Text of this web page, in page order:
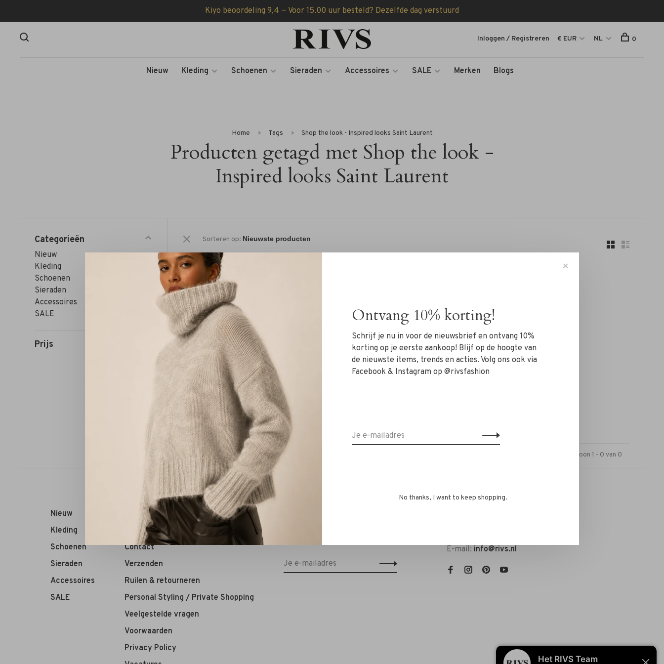
Kiyo beoordeling 9,4 — Voor 15.00 uur besteld? Dezelfde dag verstuurd
Nieuw Kleding Schoenen Sieraden Accessoires SALE Merken Blogs
Inloggen / Registreren € EUR NL 0
Home Tags Shop the look - Inspired looks Saint Laurent
Producten getagd met Shop the look -
Inspired looks Saint Laurent
Categorieën
Nieuw
Kleding
Schoenen
Sieraden
Accessoires
SALE
Prijs
Sorteren op:
Geen producten gevonden!...
Sorteren op: Toon 1 - 0 van 0
Nieuw
Kleding
Schoenen
Sieraden
Accessoires
SALE
RIVS Store
Over ons
Contact
Verzenden
Ruilen & retourneren
Personal Styling / Private Shopping
Veelgestelde vragen
Voorwaarden
Privacy Policy
E-mail: info@rivs.nl
✕
Ontvang 10% korting!
Schrijf je nu in voor de nieuwsbrief en ontvang 10%
korting op je eerste aankoop! Blijf op de hoogte van
de nieuwste items, trends en acties. Volg ons ook via
Facebook & Instagram op @rivsfashion
No thanks, I want to keep shopping.